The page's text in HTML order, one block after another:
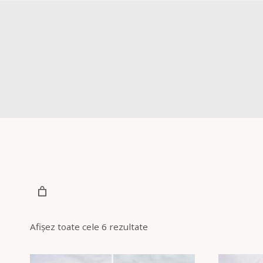
Afișez toate cele 6 rezultate